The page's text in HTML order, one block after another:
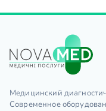
Медицинский
Современное